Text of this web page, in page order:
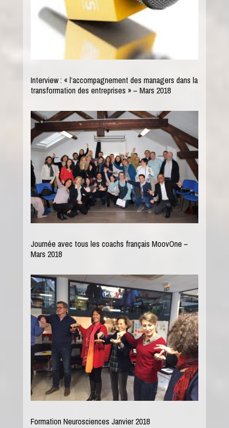
Interview : « l’accompagnement des managers dans la
transformation des entreprises » – Mars 2018
Journée avec tous les coachs français MoovOne –
Mars 2018
Formation Neurosciences Janvier 2018